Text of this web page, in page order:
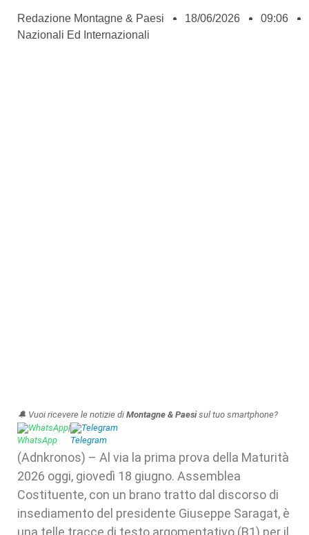
Redazione Montagne & Paesi 18/06/2026
09:06
Nazionali Ed Internazionali
🔔 Vuoi ricevere le notizie di Montagne & Paesisul tuo smartphone?
WhatsApp| Telegram
(Adnkronos) – Al via la prima prova della Maturità
2026 oggi, giovedì 18 giugno. Assemblea
Costituente, con un brano tratto dal discorso di
insediamento del presidente Giuseppe Saragat, è
una telle tracce di testo argomentativo (B1) per il